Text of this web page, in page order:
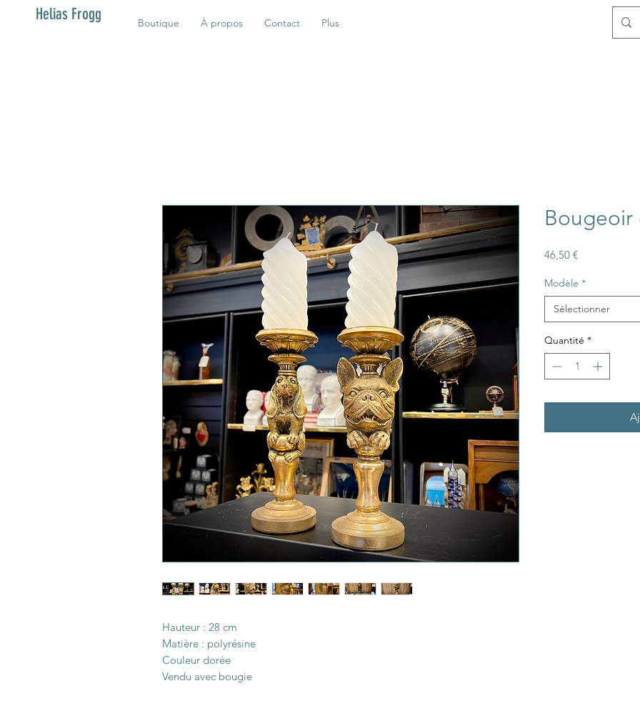
Helias Frogg Boutique À propos Contact Plus
Hauteur : 28 cm
Matière : polyrésine
Couleur dorée
Vendu avec bougie
Bougeoir
46,50 €Prix
Modèle *
Sélectionner
Quantité *